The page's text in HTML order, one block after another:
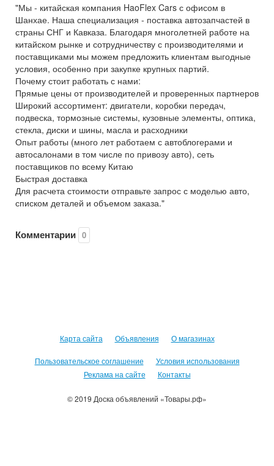
"Мы - китайская компания HaoFlex Cars с офисом в
Шанхае. Наша специализация - поставка автозапчастей в
страны СНГ и Кавказа. Благодаря многолетней работе на
китайском рынке и сотрудничеству с производителями и
поставщиками мы можем предложить клиентам выгодные
условия, особенно при закупке крупных партий.
Почему стоит работать с нами:
Прямые цены от производителей и проверенных партнеров
Широкий ассортимент: двигатели, коробки передач,
подвеска, тормозные системы, кузовные элементы, оптика,
стекла, диски и шины, масла и расходники
Опыт работы (много лет работаем с автоблогерами и
автосалонами в том числе по привозу авто), сеть
поставщиков по всему Китаю
Быстрая доставка
Для расчета стоимости отправьте запрос с моделью авто,
списком деталей и объемом заказа."
Комментарии 0
Карта сайта Объявления О магазинах
Пользовательское соглашение
Условия использования
Реклама на сайте
Контакты
© 2019 Доска объявлений «Товары.рф»